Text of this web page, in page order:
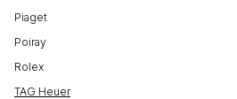
Piaget
Poiray
Rolex
TAG Heuer